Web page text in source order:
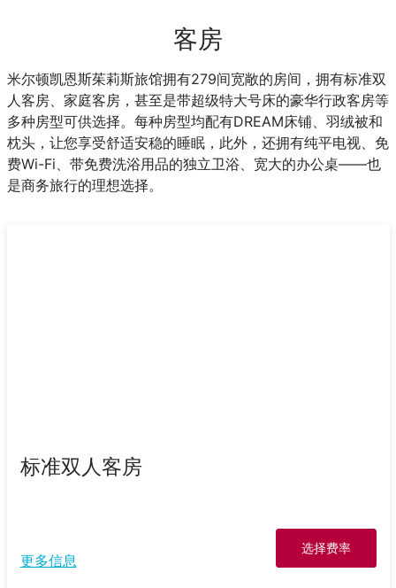
客房
米尔顿凯恩斯茱莉斯旅馆拥有279间宽敞的房间，拥有标准双
人客房、家庭客房，甚至是带超级特大号床的豪华行政客房等
多种房型可供选择。每种房型均配有DREAM床铺、羽绒被和
枕头，让您享受舒适安稳的睡眠，此外，还拥有纯平电视、免
费Wi-Fi、带免费洗浴用品的独立卫浴、宽大的办公桌——也
是商务旅行的理想选择。
标准双人客房
更多信息
选择费率